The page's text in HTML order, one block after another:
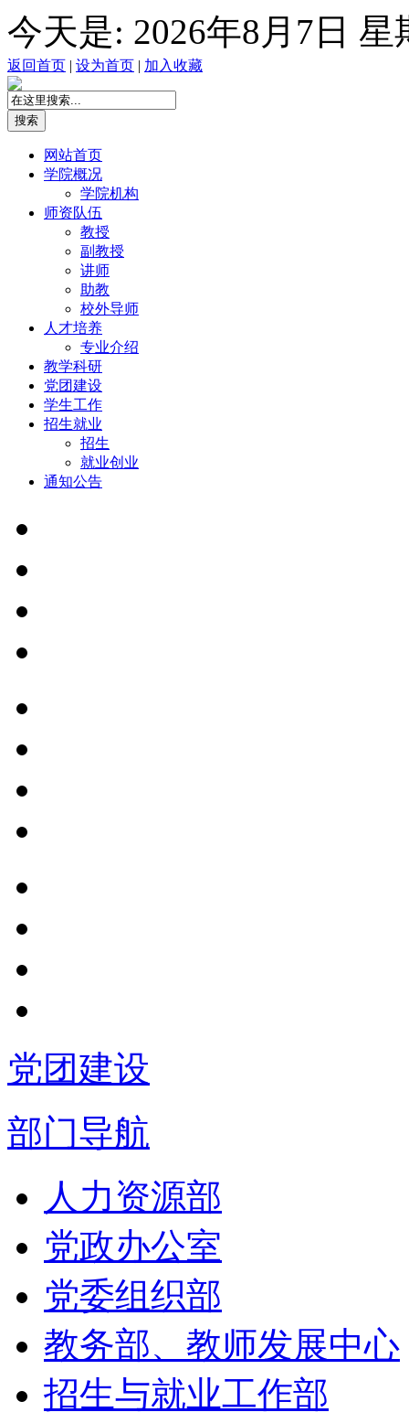
今天是: 2026年8月7日
返回首页 | 设为首页 | 加入收藏
网站首页
学院概况
学院机构
师资队伍
教授
副教授
讲师
助教
校外导师
人才培养
专业介绍
教学科研
党团建设
学生工作
招生就业
招生
就业创业
通知公告
党团建设
部门导航
人力资源部
党政办公室
党委组织部
教务部、教师发展中心
招生与就业工作部